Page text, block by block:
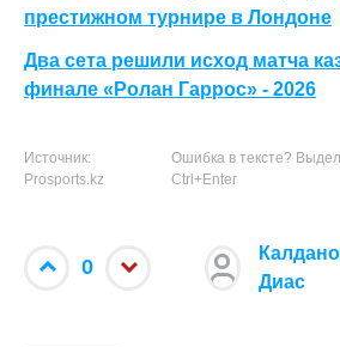
престижном турнире в Лондоне
Два сета решили исход матча
финале «Ролан Гаррос» - 2026
Источник:
Prosports.kz
Ошибка в тексте?
Ctrl+Enter
0
Диас